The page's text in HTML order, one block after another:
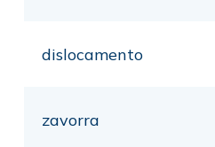
dislocamento
zavorra